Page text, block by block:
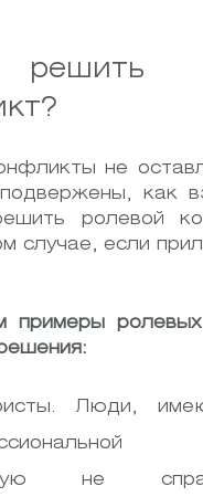
не
как
ролевой
случае, если
примеры
Люди,
не